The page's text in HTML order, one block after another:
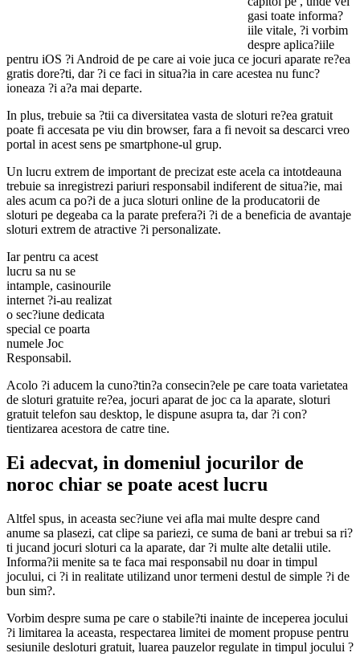
gasi toate informa?
iile vitale, ?i vorbim
despre aplica?iile
pentru iOS ?i Android de pe care ai voie juca ce jocuri aparate re?ea
gratis dore?ti, dar ?i ce faci in situa?ia in care acestea nu func?
ioneaza ?i a?a mai departe.
In plus, trebuie sa ?tii ca diversitatea vasta de sloturi re?ea gratuit
poate fi accesata pe viu din browser, fara a fi nevoit sa descarci vreo
portal in acest sens pe smartphone-ul grup.
Un lucru extrem de important de precizat este acela ca intotdeauna
trebuie sa inregistrezi pariuri responsabil indiferent de situa?ie, mai
ales acum ca po?i de a juca sloturi online de la producatorii de
sloturi pe degeaba ca la parate prefera?i ?i de a beneficia de avantaje
sloturi extrem de atractive ?i personalizate.
Iar pentru ca acest
lucru sa nu se
intample, casinourile
internet ?i-au realizat
o sec?iune dedicata
special ce poarta
numele Joc
Responsabil.
Acolo ?i aducem la cuno?tin?a consecin?ele pe care toata varietatea
de sloturi gratuite re?ea, jocuri aparat de joc ca la aparate, sloturi
gratuit telefon sau desktop, le dispune asupra ta, dar ?i con?
tientizarea acestora de catre tine.
Ei adecvat, in domeniul jocurilor de
noroc chiar se poate acest lucru
Altfel spus, in aceasta sec?iune vei afla mai multe despre cand
anume sa plasezi, cat clipe sa pariezi, ce suma de bani ar trebui sa ri?
ti jucand jocuri sloturi ca la aparate, dar ?i multe alte detalii utile.
Informa?ii menite sa te faca mai responsabil nu doar in timpul
jocului, ci ?i in realitate utilizand unor termeni destul de simple ?i de
bun sim?.
Vorbim despre suma pe care o stabile?ti inainte de inceperea jocului
?i limitarea la aceasta, respectarea limitei de moment propuse pentru
sesiunile desloturi gratuit, luarea pauzelor regulate in timpul jocului ?